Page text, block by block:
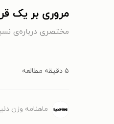
مروری بر یک قرن شعر
مختصری درباره‌ی
۵ دقیقه مطالعه
ماهنامه وزن